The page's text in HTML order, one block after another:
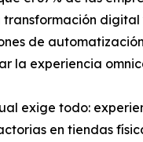
digital
de
la experiencia
exige todo:
en tiendas